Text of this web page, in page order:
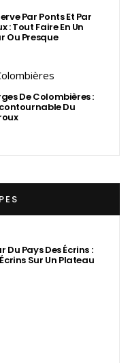
Par Ponts Et Par
: Tout Faire En Un
Ou Presque
De Colombières :
Du
Du Pays Des Écrins :
Écrins Sur Un Plateau